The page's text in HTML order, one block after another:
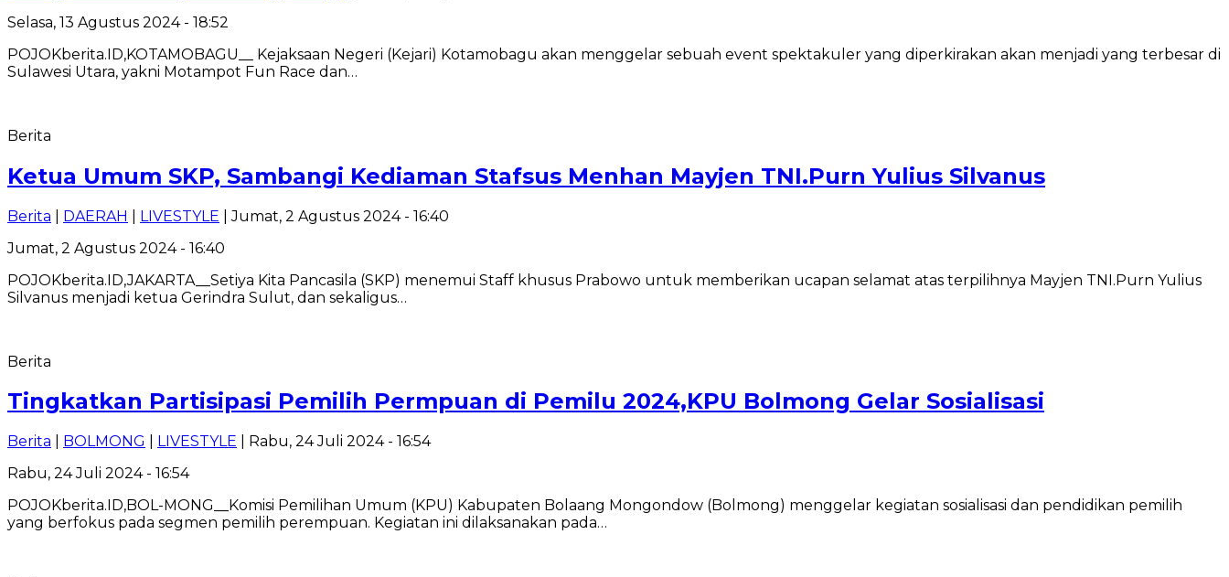
Selasa, 13 Agustus 2024 - 18:52
POJOKberita.ID,KOTAMOBAGU__ Kejaksaan Negeri (Kejari) Kotamobagu akan menggelar sebuah event spektakuler yang diperkirakan akan menjadi yang terbesar di
Sulawesi Utara, yakni Motampot Fun Race dan…
Berita
Ketua Umum SKP, Sambangi Kediaman Stafsus Menhan Mayjen TNI.Purn Yulius Silvanus
Berita DAERAH LIVESTYLE | Jumat, 2 Agustus 2024 - 16:40
Jumat, 2 Agustus 2024 - 16:40
POJOKberita.ID,JAKARTA__Setiya Kita Pancasila (SKP) menemui Staff khusus Prabowo untuk memberikan ucapan selamat atas terpilihnya Mayjen TNI.Purn Yulius
Silvanus menjadi ketua Gerindra Sulut, dan sekaligus…
Berita
Tingkatkan Partisipasi Pemilih Permpuan di Pemilu 2024,KPU Bolmong Gelar Sosialisasi
Berita BOLMONG LIVESTYLE | Rabu, 24 Juli 2024 - 16:54
Rabu, 24 Juli 2024 - 16:54
POJOKberita.ID,BOL-MONG__Komisi Pemilihan Umum (KPU) Kabupaten Bolaang Mongondow (Bolmong) menggelar kegiatan sosialisasi dan pendidikan pemilih
yang berfokus pada segmen pemilih perempuan. Kegiatan ini dilaksanakan pada…